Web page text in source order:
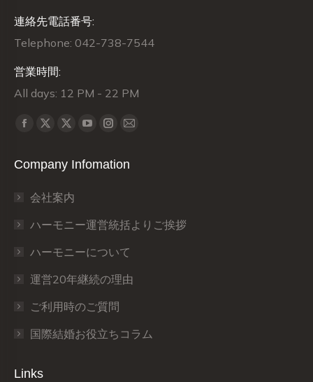
連絡先電話番号:
Telephone: 042-738-7544
営業時間:
All days: 12 PM - 22 PM
Find us on:
Facebook
opens
new
window
X
opens
new
window
X
opens
new
window
YouTube
opens
window
Instagram
opens
window
Mail
opens
window
Company Infomation
会社案内
ハーモニー運営統括よりご挨拶
ハーモニーについて
運営20年継続の理由
ご利用時のご質問
国際結婚お役立ちコラム
Links